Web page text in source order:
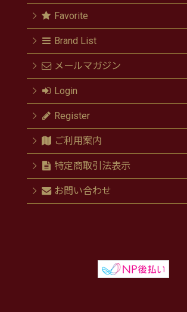
Favorite
Brand List
メールマガジン
Login
Register
ご利用案内
特定商取引法表示
お問い合わせ